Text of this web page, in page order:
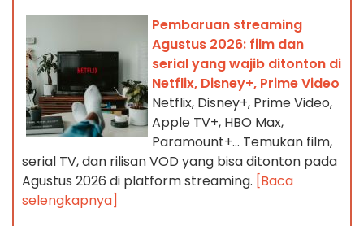
Pembaruan streaming
Agustus 2026: film dan
serial yang wajib ditonton di
Netflix, Disney+, Prime Video
Netflix, Disney+, Prime Video,
Apple TV+, HBO Max,
Paramount+… Temukan film,
serial TV, dan rilisan VOD yang bisa ditonton pada
Agustus 2026 di platform streaming. [Baca
selengkapnya]